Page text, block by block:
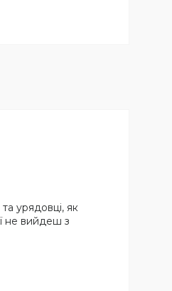
урядовці, як
не вийдеш з